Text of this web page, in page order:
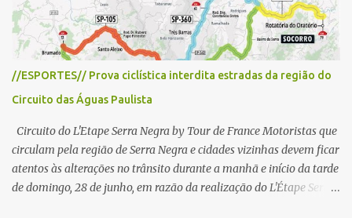
s
//ESPORTES// Prova ciclística interdita estradas da região do
Circuito das Águas Paulista
Circuito do L'Etape Serra Negra by Tour de France Motoristas que
circulam pela região de Serra Negra e cidades vizinhas devem ficar
atentos às alterações no trânsito durante a manhã e início da tarde
de domingo, 28 de junho, em razão da realização do L'Étape Serra